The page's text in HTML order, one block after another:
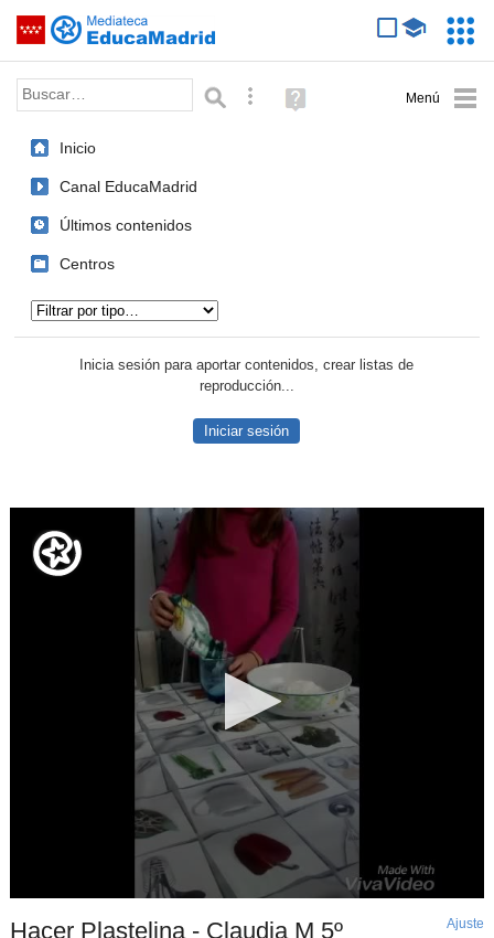
Saltar navegación
Palabra o frase: Búsqueda avanzada
Ayuda
(en
Inicio
Canal EducaMadrid
Últimos contenidos
Centros
Inicia sesión para aportar contenidos, crear listas de
reproducción...
Iniciar sesión
Hacer Plastelina - Claudia M 5º Ajuste